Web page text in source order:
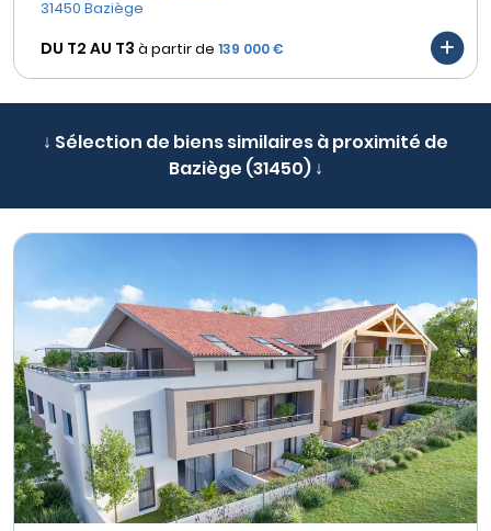
31450 Baziège
DU T2 AU T3 à partir de 139 000 €
↓ Sélection de biens similaires à proximité de
Baziège (31450) ↓